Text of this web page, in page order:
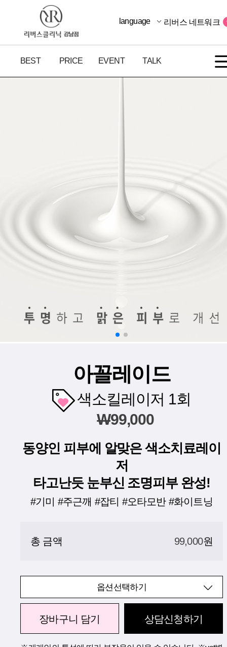
BEST PRICE EVENT TALK
language 리버스 네트워크
아꼴레이드
색소킬레이저 1회
W99,000
동양인 피부에 알맞은 색소치료레이
저
타고난듯 눈부신 조명피부 완성!
#기미 #주근깨 #잡티 #오타모반 #화이트닝
총 금액 99,000원
옵션선택하기
장바구니 담기 상담신청하기